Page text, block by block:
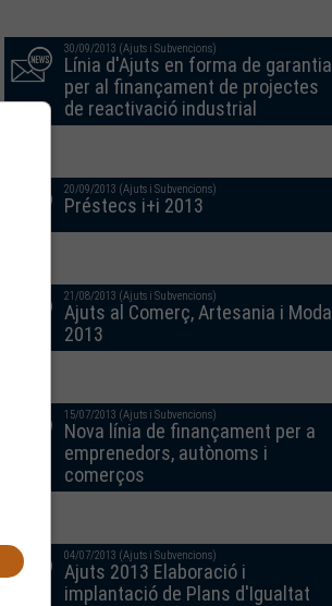
30/09/2013 (Ajuts i Subvencions)
Línia d'Ajuts en forma de garantia
per al finançament de projectes
de reactivació industrial
20/09/2013 (Ajuts i Subvencions)
Préstecs i+i 2013
21/08/2013 (Ajuts i Subvencions)
Ajuts al Comerç, Artesania i Moda
2013
15/07/2013 (Ajuts i Subvencions)
Nova línia de finançament per a
emprenedors, autònoms i
comerços
04/07/2013 (Ajuts i Subvencions)
Ajuts 2013 Elaboració i
implantació de Plans d'Igualtat